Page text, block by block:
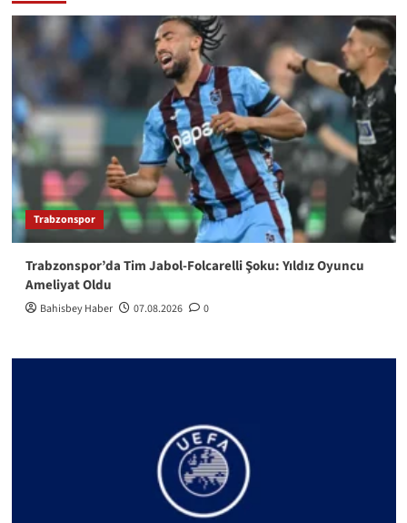
Trabzonspor
Trabzonspor’da Tim Jabol-Folcarelli Şoku: Yıldız Oyuncu
Ameliyat Oldu
Bahisbey Haber 07.08.2026 0